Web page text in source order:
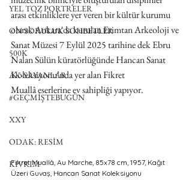
YEL TOZ PORTRELER
ON SORULUK SOHBETLER
500K
AK-SAYANLAR
#GEÇMİŞTEBUGÜN
XXY
ODAK: RESİM
KIVRIM
arası etkinliklere yer veren bir kültür kurumu
olarak Ankara'da kurulan Erimtan Arkeoloji ve
Sanat Müzesi 7 Eylül 2025 tarihine dek Ebru
Nalan Sülün küratörlüğünde Hancan Sanat
Koleksiyonu’nda yer alan Fikret
Muallâ eserlerine ev sahipliği yapıyor.
Fikret Muallâ, Au Marche, 85x78 cm, 1957, Kağıt
Üzeri Guvaş, Hancan Sanat Koleksiyonu